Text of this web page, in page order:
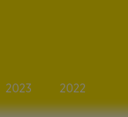
2023 2022